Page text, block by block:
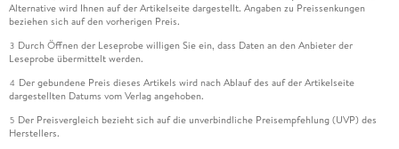
Alternative wird Ihnen auf der Artikelseite dargestellt. Angaben zu Preissenkungen
beziehen sich auf den vorherigen Preis.
3 Durch Öffnen der Leseprobe willigen Sie ein, dass Daten an den Anbieter der
Leseprobe übermittelt werden.
4 Der gebundene Preis dieses Artikels wird nach Ablauf des auf der Artikelseite
dargestellten Datums vom Verlag angehoben.
5 Der Preisvergleich bezieht sich auf die unverbindliche Preisempfehlung (UVP) des
Herstellers.